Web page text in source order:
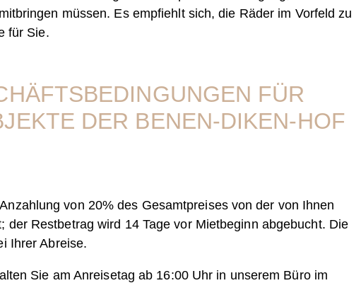
müssen. Es empfiehlt sich, die Räder im Vorfeld zu
für Sie.
FÜR
DER BENEN-DIKEN-HOF
von 20% des Gesamtpreises von der von Ihnen
der Restbetrag wird 14 Tage vor Mietbeginn abgebucht. Die
Ihrer Abreise.
Sie am Anreisetag ab 16:00 Uhr in unserem Büro im